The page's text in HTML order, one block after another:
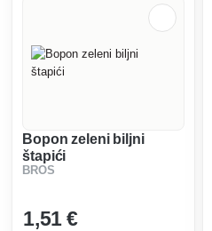
Bopon zeleni biljni
štapići
BROS
1,51 €